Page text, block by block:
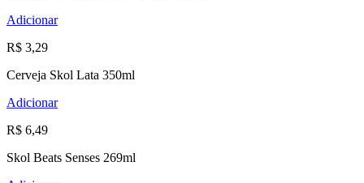
Adicionar
R$ 3,29
Cerveja Skol Lata 350ml
Adicionar
R$ 6,49
Skol Beats Senses 269ml